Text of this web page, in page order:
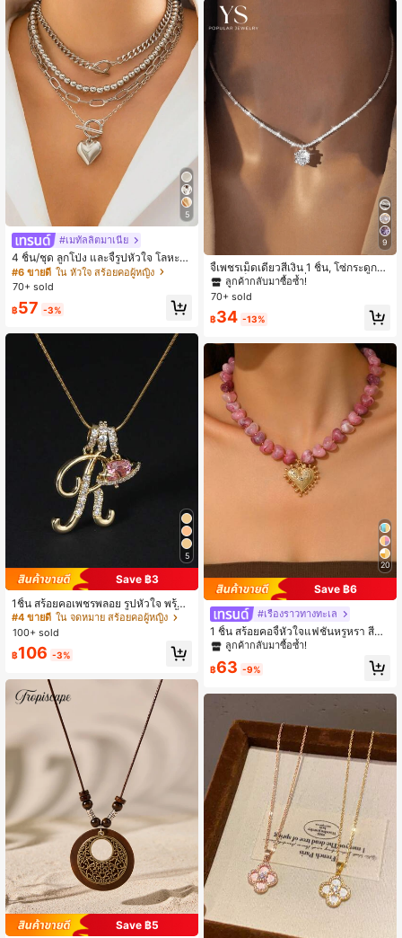
5
#เมทัลลิตมาเนีย
4 ชิ้น/ชุด ลูกโป่ง และจี้รูปหัวใจ โลหะสไ
ตล์ทันสมัย ของขวัญแสนโรแมนติก อุป
กรณ์เสริมสร้อยคอที่หลากหลาย
#6 ขายดี ใน หัวใจ สร้อยคอผู้หญิง
70+ sold
฿57 -3%
5
Save ฿3
1ชิ้น สร้อยคอเพชรพลอย รูปหัวใจ พร้อม
ลายตัวอักษรอังกฤษ 26 ตัว สร้อยคอจี้วิ
นเทจคลาสสิค เหมาะสำหรับสวมใส่ประ
จำวันหรือการรวมตัว ของขวัญวันวาเล
นไทน์ที่สมบูรณ์แบบ
#4 ขายดี ใน จดหมาย สร้อยคอผู้หญิง
100+ sold
฿106 -3%
Save ฿5
9
จี้เพชรเม็ดเดี่ยวสีเงิน 1 ชิ้น, โซ่กระดูกไห
ปลาร้าล็อคทองแดงที่ทันสมัย, สร้อยคอ
สั้นคุณภาพสูง, เครื่องประดับลำลองประ
จำวันของผู้หญิง
ลูกค้ากลับมาซื้อซ้ำ!
70+ sold
฿34 -13%
20
Save ฿6
#เรื่องราวทางทะเล
1 ชิ้น สร้อยคอจี้หัวใจแฟชั่นหรูหรา สีทอ
ง หัวใจลายเสือดาวประดับเพชรพลอย หั
ทียม ลูกปัดเทอร์ควอยซ์เทียม ลูกปัดลาย
ะสำหรับใส่ประจำวัน วันหยุด งานปาร์ตี้
จับคู่กับชุดเซ็กซี่ โปรดเข้าใจว่าลูกปัดเร
ซินแต่ละชิ้นจะมีช่องฉีดขึ้นรูปที่ด้านล่าง
ลูกค้ากลับมาซื้อซ้ำ!
฿63 -9%